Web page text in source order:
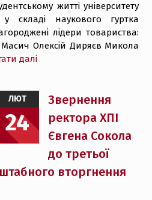
житті університету
у складі наукового гуртка
лідери товариства:
Олексій Диряєв Микола
далі
ЛЮТ
24
Звернення
ректора ХПІ
Євгена Сокола
до третьої
вторгнення